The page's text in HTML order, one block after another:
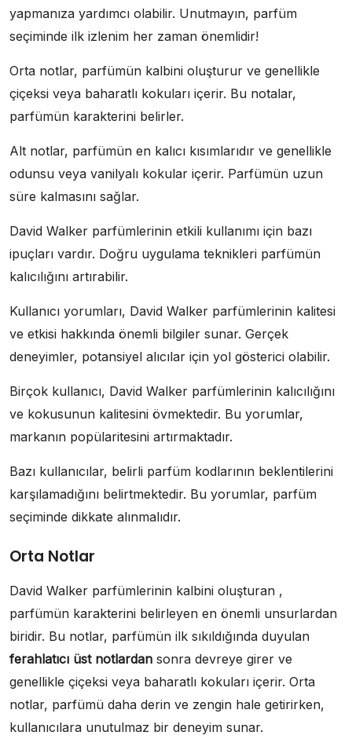
yapmanıza yardımcı olabilir. Unutmayın, parfüm
seçiminde ilk izlenim her zaman önemlidir!
Orta notlar, parfümün kalbini oluşturur ve genellikle
çiçeksi veya baharatlı kokuları içerir. Bu notalar,
parfümün karakterini belirler.
Alt notlar, parfümün en kalıcı kısımlarıdır ve genellikle
odunsu veya vanilyalı kokular içerir. Parfümün uzun
süre kalmasını sağlar.
David Walker parfümlerinin etkili kullanımı için bazı
ipuçları vardır. Doğru uygulama teknikleri parfümün
kalıcılığını artırabilir.
Kullanıcı yorumları, David Walker parfümlerinin kalitesi
ve etkisi hakkında önemli bilgiler sunar. Gerçek
deneyimler, potansiyel alıcılar için yol gösterici olabilir.
Birçok kullanıcı, David Walker parfümlerinin kalıcılığını
ve kokusunun kalitesini övmektedir. Bu yorumlar,
markanın popülaritesini artırmaktadır.
Bazı kullanıcılar, belirli parfüm kodlarının beklentilerini
karşılamadığını belirtmektedir. Bu yorumlar, parfüm
seçiminde dikkate alınmalıdır.
Orta Notlar
David Walker parfümlerinin kalbini oluşturan ,
parfümün karakterini belirleyen en önemli unsurlardan
biridir. Bu notlar, parfümün ilk sıkıldığında duyulan
ferahlatıcı üst notlardan sonra devreye girer ve
genellikle çiçeksi veya baharatlı kokuları içerir. Orta
notlar, parfümü daha derin ve zengin hale getirirken,
kullanıcılara unutulmaz bir deneyim sunar.